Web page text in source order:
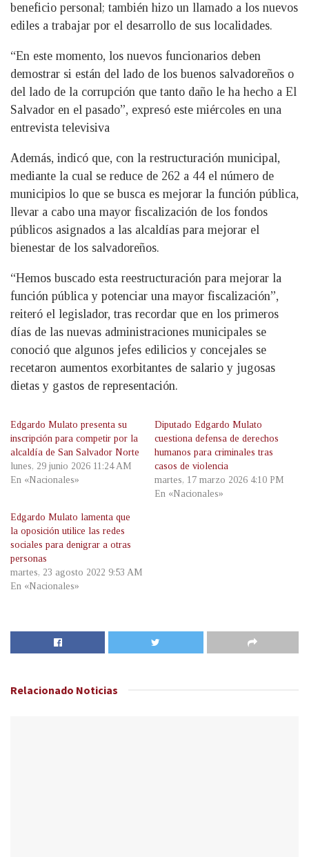
beneficio personal; también hizo un llamado a los nuevos
ediles a trabajar por el desarrollo de sus localidades.
“En este momento, los nuevos funcionarios deben
demostrar si están del lado de los buenos salvadoreños o
del lado de la corrupción que tanto daño le ha hecho a El
Salvador en el pasado”, expresó este miércoles en una
entrevista televisiva
Además, indicó que, con la restructuración municipal,
mediante la cual se reduce de 262 a 44 el número de
municipios lo que se busca es mejorar la función pública,
llevar a cabo una mayor fiscalización de los fondos
públicos asignados a las alcaldías para mejorar el
bienestar de los salvadoreños.
“Hemos buscado esta reestructuración para mejorar la
función pública y potenciar una mayor fiscalización”,
reiteró el legislador, tras recordar que en los primeros
días de las nuevas administraciones municipales se
conoció que algunos jefes edilicios y concejales se
recetaron aumentos exorbitantes de salario y jugosas
dietas y gastos de representación.
Edgardo Mulato presenta su
inscripción para competir por la
alcaldía de San Salvador Norte
lunes, 29 junio 2026 11:24 AM
En «Nacionales»
Diputado Edgardo Mulato
cuestiona defensa de derechos
humanos para criminales tras
casos de violencia
martes, 17 marzo 2026 4:10 PM
En «Nacionales»
Edgardo Mulato lamenta que
la oposición utilice las redes
sociales para denigrar a otras
personas
martes, 23 agosto 2022 9:53 AM
En «Nacionales»
Relacionado Noticias